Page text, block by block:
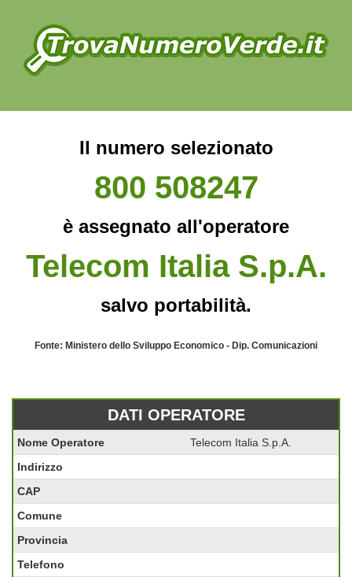
Il numero selezionato
800 508247
è assegnato all'operatore
Telecom Italia S.p.A.
salvo portabilità.
Fonte: Ministero dello Sviluppo Economico - Dip. Comunicazioni
DATI OPERATORE
Nome Operatore
Telecom Italia S.p.A.
Indirizzo
CAP
Comune
Provincia
Telefono